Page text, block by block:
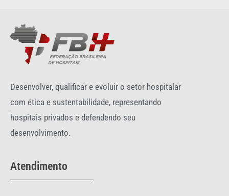
Desenvolver, qualificar e evoluir o setor hospitalar
com ética e sustentabilidade, representando
hospitais privados e defendendo seu
desenvolvimento.
Atendimento